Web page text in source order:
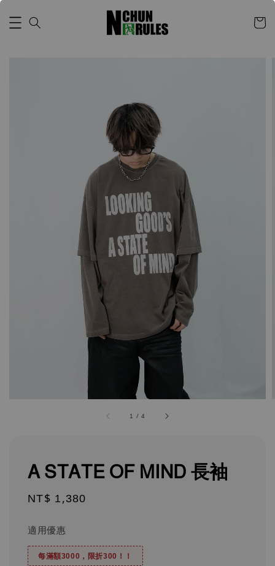
1 /4
A STATE OF MIND 長袖
Regular
NT$ 1,380
適用優惠
每滿額3000，限折300！！